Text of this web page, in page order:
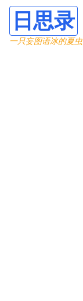
日思录
一只妄图语冰的夏虫